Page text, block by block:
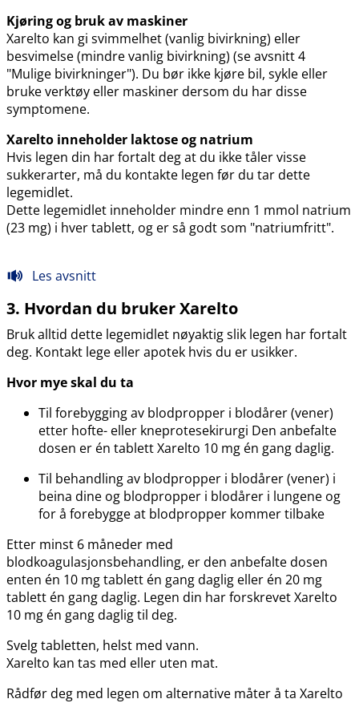
Kjøring og bruk av maskiner
Xarelto kan gi svimmelhet (vanlig bivirkning) eller
besvimelse (mindre vanlig bivirkning) (se avsnitt 4
"Mulige bivirkninger"). Du bør ikke kjøre bil, sykle eller
bruke verktøy eller maskiner dersom du har disse
symptomene.
Xarelto inneholder laktose og natrium
Hvis legen din har fortalt deg at du ikke tåler visse
sukkerarter, må du kontakte legen før du tar dette
legemidlet.
Dette legemidlet inneholder mindre enn 1 mmol natrium
(23 mg) i hver tablett, og er så godt som "natriumfritt".
Les avsnitt
3. Hvordan du bruker Xarelto
Bruk alltid dette legemidlet nøyaktig slik legen har fortalt
deg. Kontakt lege eller apotek hvis du er usikker.
Hvor mye skal du ta
Til forebygging av blodpropper i blodårer (vener)
etter hofte- eller kneprotesekirurgi Den anbefalte
dosen er én tablett Xarelto 10 mg én gang daglig.
Til behandling av blodpropper i blodårer (vener) i
beina dine og blodpropper i blodårer i lungene og
for å forebygge at blodpropper kommer tilbake
Etter minst 6 måneder med
blodkoagulasjonsbehandling, er den anbefalte dosen
enten én 10 mg tablett én gang daglig eller én 20 mg
tablett én gang daglig. Legen din har forskrevet Xarelto
10 mg én gang daglig til deg.
Svelg tabletten, helst med vann.
Xarelto kan tas med eller uten mat.
Rådfør deg med legen om alternative måter å ta Xarelto